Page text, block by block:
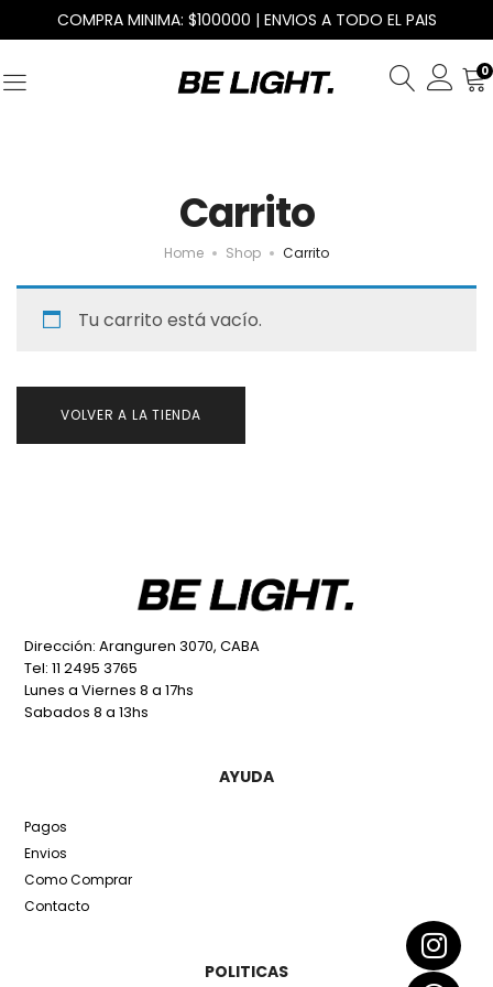
COMPRA MINIMA: $100000 | ENVIOS A TODO EL PAIS
0
Carrito
Home Shop Carrito
Tu carrito está vacío.
VOLVER A LA TIENDA
Dirección: Aranguren 3070, CABA
Tel: 11 2495 3765
Lunes a Viernes 8 a 17hs
Sabados 8 a 13hs
AYUDA
Pagos
Envios
Como Comprar
Contacto
POLITICAS